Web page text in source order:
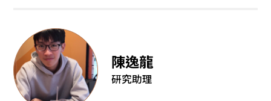
陳逸龍
研究助理